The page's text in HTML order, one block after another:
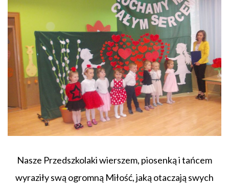
Nasze Przedszkolaki wierszem, piosenką i tańcem
wyraziły swą ogromną Miłość, jaką otaczają swych